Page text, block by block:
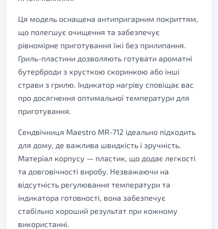
Ця модель оснащена антипригарним покриттям,
що полегшує очищення та забезпечує
рівномірне приготування їжі без прилипання.
Гриль-пластини дозволяють готувати ароматні
бутерброди з хрусткою скоринкою або інші
страви з грилю. Індикатор нагріву сповіщає вас
про досягнення оптимальної температури для
приготування.
Сендвічниця Maestro MR-712 ідеально підходить
для дому, де важлива швидкість і зручність.
Матеріал корпусу — пластик, що додає легкості
та довговічності виробу. Незважаючи на
відсутність регулювання температури та
індикатора готовності, вона забезпечує
стабільно хороший результат при кожному
використанні.